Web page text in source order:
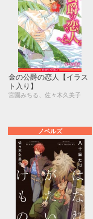
金の公爵の恋人【イラス
ト入り】
宮園みちる、佐々木久美子
ノベルズ